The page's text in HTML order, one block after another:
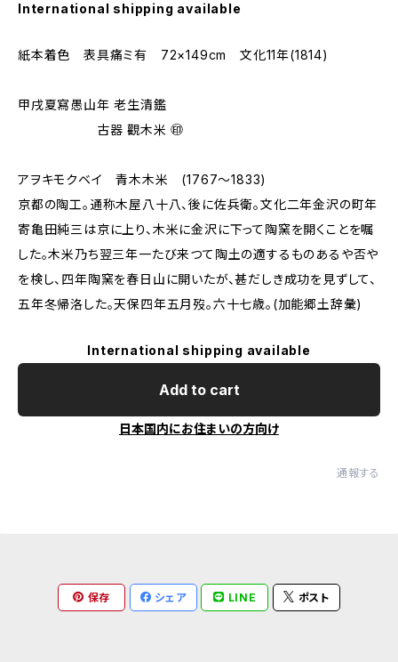
International shipping available
紙本着色 表具痛ミ有 72×149cm 文化11年(1814)
甲戌夏寫愚山年 老生清鑑
古器 觀木米 ㊞
アヲキモクベイ 青木木米 (1767〜1833)
京都の陶工。通称木屋八十八、後に佐兵衛。文化二年金沢の町年
寄亀田純三は京に上り、木米に金沢に下って陶窯を開くことを嘱
した。木米乃ち翌三年一たび来つて陶土の適するものあるや否や
を検し、四年陶窯を春日山に開いたが、甚だしき成功を見ずして、
五年冬帰洛した。天保四年五月歿。六十七歳。(加能郷土辞彙)
International shipping available
Add to cart
日本国内にお住まいの方向け
通報する
保存 シェア LINE ポスト